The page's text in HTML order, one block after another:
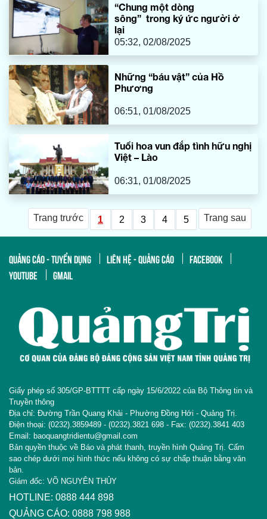
“Chung một dòng
sông” trong ký ức người ở
lại
05:32, 02/08/2025
Những “báu vật” của Hồ
Phương
06:51, 01/08/2025
Tuổi hoa vun đắp tình hữu nghị
Việt – Lào
06:31, 01/08/2025
Trang trước 1 2 3 4 5 Trang sau
QUẢNG CÁO - TUYỂN DỤNG LIÊN HỆ - QUẢNG CÁO
FACEBOOK
YOUTUBE
GMAIL
Giấy phép số 305/GP-BTTTT cấp ngày 15/6/2022 của Bộ Thông tin và
Truyền thông
Địa chỉ: Đường Trần Quang Khải - Phường Đồng Hới - Quảng Trị.
Điện thoại: (0232).3859489 - (0232).3821 698 - Fax: (0232).3841 403
Email: baoquangtridientu@gmail.com
Bản quyền thuộc về Báo và phát thanh, truyền hình Quảng Trị. Cấm
sao chép dưới mọi hình thức nếu không có sự chấp thuận bằng văn
bản.
Giám đốc: VÕ NGUYÊN THỦY
HOTLINE: 0888 444 898
QUẢNG CÁO: 0888 798 988